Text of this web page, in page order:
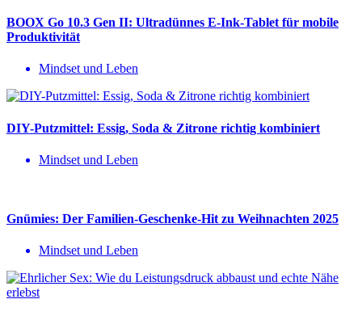
BOOX Go 10.3 Gen II: Ultradünnes E-Ink-Tablet für mobile
Produktivität
Mindset und Leben
DIY-Putzmittel: Essig, Soda & Zitrone richtig kombiniert
Mindset und Leben
Gnümies: Der Familien-Geschenke-Hit zu Weihnachten 2025
Mindset und Leben